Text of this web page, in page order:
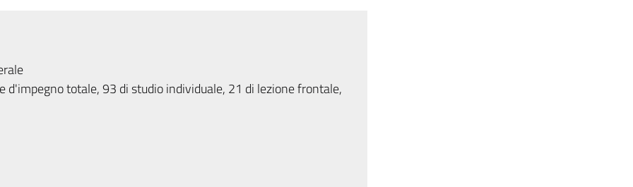
d'impegno totale, 93 di studio individuale, 21 di lezione frontale,